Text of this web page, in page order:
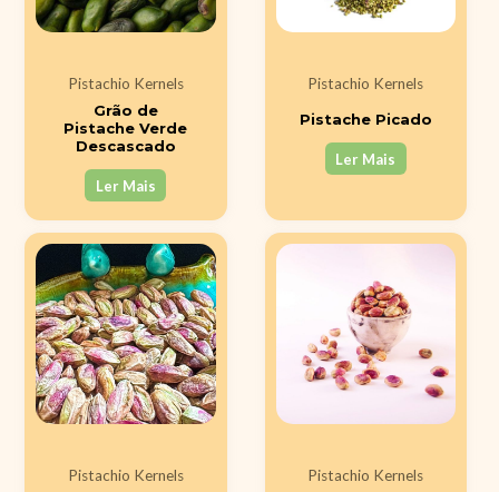
Pistachio Kernels
Grão de
Pistache Verde
Descascado
Ler Mais
Pistachio Kernels
Pistache Picado
Ler Mais
Pistachio Kernels
Pistachio Kernels